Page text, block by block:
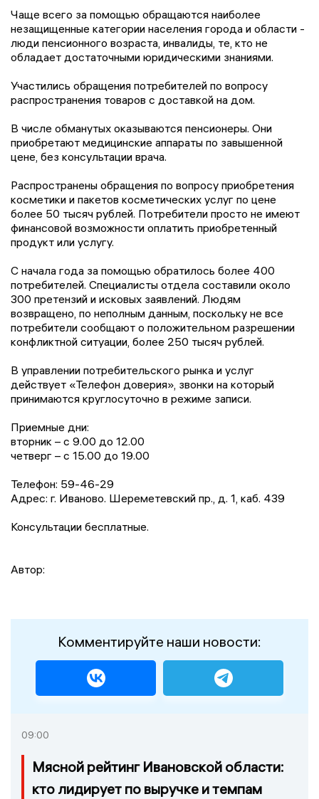
Чаще всего за помощью обращаются наиболее
незащищенные категории населения города и области -
люди пенсионного возраста, инвалиды, те, кто не
обладает достаточными юридическими знаниями.
Участились обращения потребителей по вопросу
распространения товаров с доставкой на дом.
В числе обманутых оказываются пенсионеры. Они
приобретают медицинские аппараты по завышенной
цене, без консультации врача.
Распространены обращения по вопросу приобретения
косметики и пакетов косметических услуг по цене
более 50 тысяч рублей. Потребители просто не имеют
финансовой возможности оплатить приобретенный
продукт или услугу.
С начала года за помощью обратилось более 400
потребителей. Специалисты отдела составили около
300 претензий и исковых заявлений. Людям
возвращено, по неполным данным, поскольку не все
потребители сообщают о положительном разрешении
конфликтной ситуации, более 250 тысяч рублей.
В управлении потребительского рынка и услуг
действует «Телефон доверия», звонки на который
принимаются круглосуточно в режиме записи.
Приемные дни:
вторник – с 9.00 до 12.00
четверг – с 15.00 до 19.00
Телефон: 59-46-29
Адрес: г. Иваново. Шереметевский пр., д. 1, каб. 439
Консультации бесплатные.
Автор:
Комментируйте наши новости:
09:00
Мясной рейтинг Ивановской области:
кто лидирует по выручке и темпам